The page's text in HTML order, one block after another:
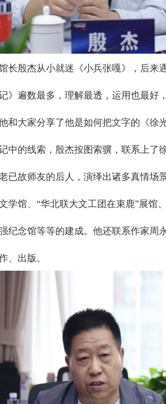
殷杰从小就迷《小兵张嘎》，后来
》遍数最多，理解最透，运用也最好
和大家分享了他是如何把文字的《徐
中的线索，殷杰按图索骥，联系上了
已故师友的后人，演绎出诸多真情场
学馆、“华北联大文工团在束鹿”展馆
纪念馆等等的建成。他还联系作家周
、出版。